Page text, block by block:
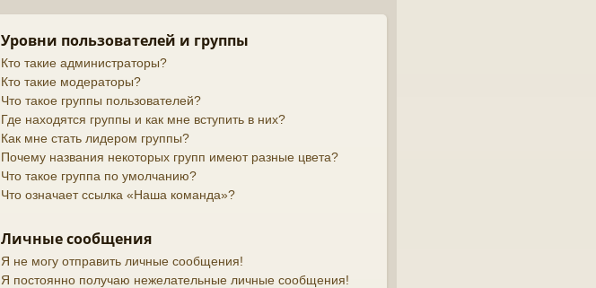
Уровни пользователей и группы
Кто такие администраторы?
Кто такие модераторы?
Что такое группы пользователей?
Где находятся группы и как мне вступить в них?
Как мне стать лидером группы?
Почему названия некоторых групп имеют разные цвета?
Что такое группа по умолчанию?
Что означает ссылка «Наша команда»?
Личные сообщения
Я не могу отправить личные сообщения!
Я постоянно получаю нежелательные личные сообщения!